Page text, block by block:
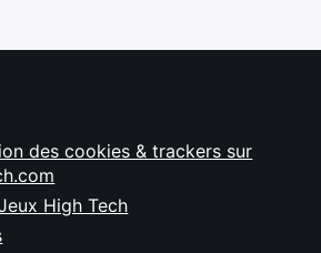
des cookies & trackers sur
High Tech